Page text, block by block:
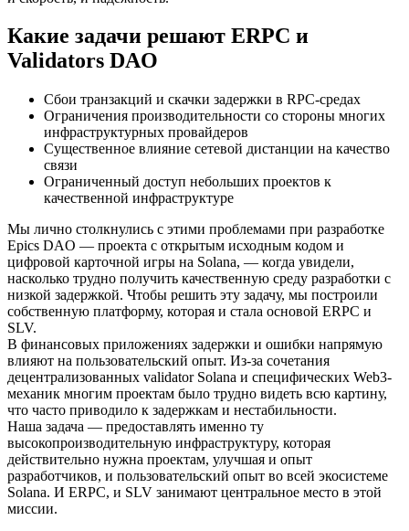
Какие задачи решают ERPC и
Validators DAO
Сбои транзакций и скачки задержки в RPC-средах
Ограничения производительности со стороны многих
инфраструктурных провайдеров
Существенное влияние сетевой дистанции на качество
связи
Ограниченный доступ небольших проектов к
качественной инфраструктуре
Мы лично столкнулись с этими проблемами при разработке
Epics DAO — проекта с открытым исходным кодом и
цифровой карточной игры на Solana, — когда увидели,
насколько трудно получить качественную среду разработки с
низкой задержкой. Чтобы решить эту задачу, мы построили
собственную платформу, которая и стала основой ERPC и
SLV.
В финансовых приложениях задержки и ошибки напрямую
влияют на пользовательский опыт. Из-за сочетания
децентрализованных validator Solana и специфических Web3-
механик многим проектам было трудно видеть всю картину,
что часто приводило к задержкам и нестабильности.
Наша задача — предоставлять именно ту
высокопроизводительную инфраструктуру, которая
действительно нужна проектам, улучшая и опыт
разработчиков, и пользовательский опыт во всей экосистеме
Solana. И ERPC, и SLV занимают центральное место в этой
миссии.